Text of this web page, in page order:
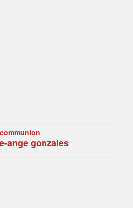
communion
ange gonzales